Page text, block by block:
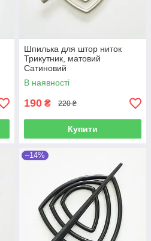
Шпилька для штор ниток
Трикутник, матовий
Сатиновий
В наявності
190 ₴ 220 ₴
Купити
–14%